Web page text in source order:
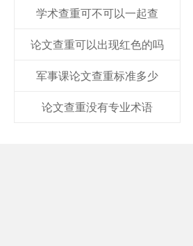
学术查重可不可以一起查
论文查重可以出现红色的吗
军事课论文查重标准多少
论文查重没有专业术语